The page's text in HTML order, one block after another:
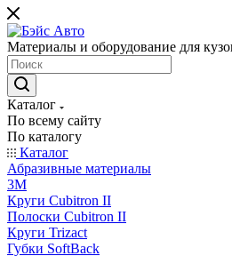
Материалы и оборудование для
Каталог
По всему сайту
По каталогу
Каталог
Абразивные материалы
3M
Круги Cubitron II
Полоски Cubitron II
Круги Trizact
Губки SoftBack